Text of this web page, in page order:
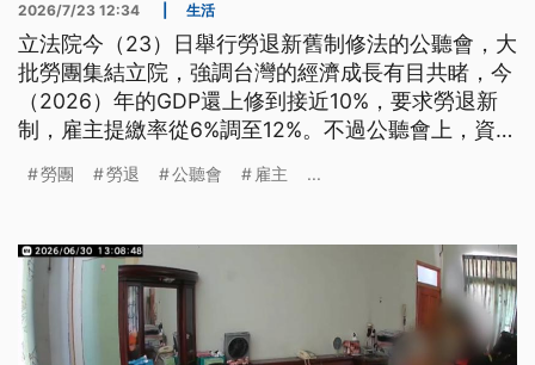
2026/7/23 12:34 生活
立法院今（23）日舉行勞退新舊制修法的公聽會，大
批勞團集結立院，強調台灣的經濟成長有目共睹，今
（2026）年的GDP還上修到接近10%，要求勞退新
制，雇主提繳率從6%調至12%。不過公聽會上，資方
見，勞動部表示持續溝通，持續蒐集意見。
勞團 勞退 公聽會 雇主 ...